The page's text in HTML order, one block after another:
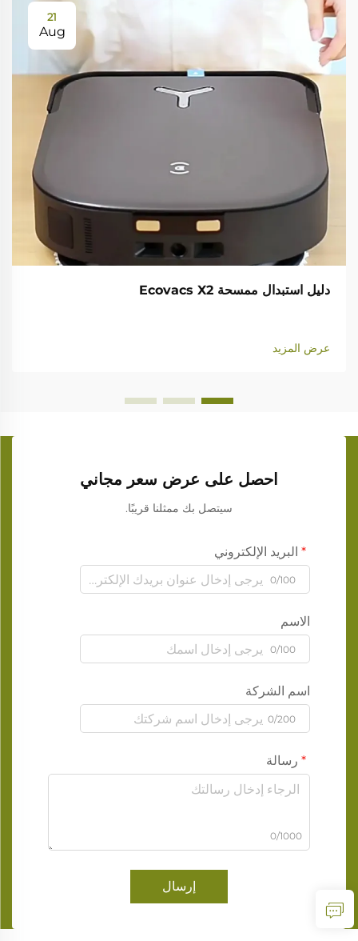
21
Aug
دليل استبدال ممسحة Ecovacs X2
عرض المزيد
احصل على عرض سعر مجاني
سيتصل بك ممثلنا قريبًا.
البريد الإلكتروني
0/100
الاسم
0/100
اسم الشركة
0/200
رسالة
0/1000
إرسال